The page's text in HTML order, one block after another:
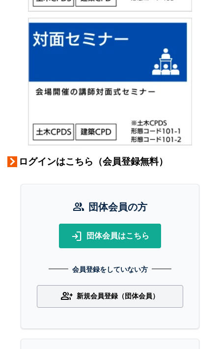
ログインはこちら（会員登録無料）
group 団体会員の方
login 団体会員はこちら
会員登録をしていない方
group_add 新規会員登録（団体会員）